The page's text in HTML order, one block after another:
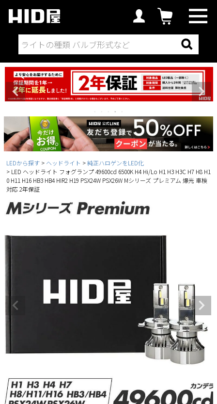
LEDから探す ヘッドライト
純正ハロゲンをLED化
LED ヘッドライト フォグランプ 49600cd 6500K H4 Hi/Lo H1 H3 H3C H7 H8 H1
0 H11 H16 HB3 HB4 HIR2 H19 PSX24W PSX26W Mシリーズ プレミアム 爆光 車検
対応 2年保証